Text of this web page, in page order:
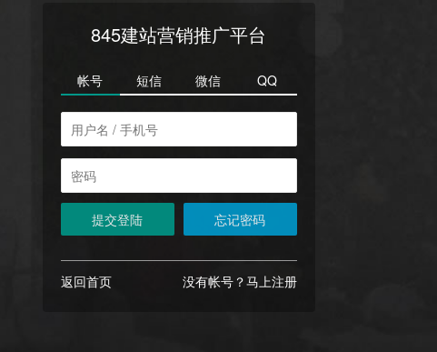
845建站营销推广平台
帐号 短信 微信 QQ
提交登陆 忘记密码
返回首页 没有帐号？马上注册